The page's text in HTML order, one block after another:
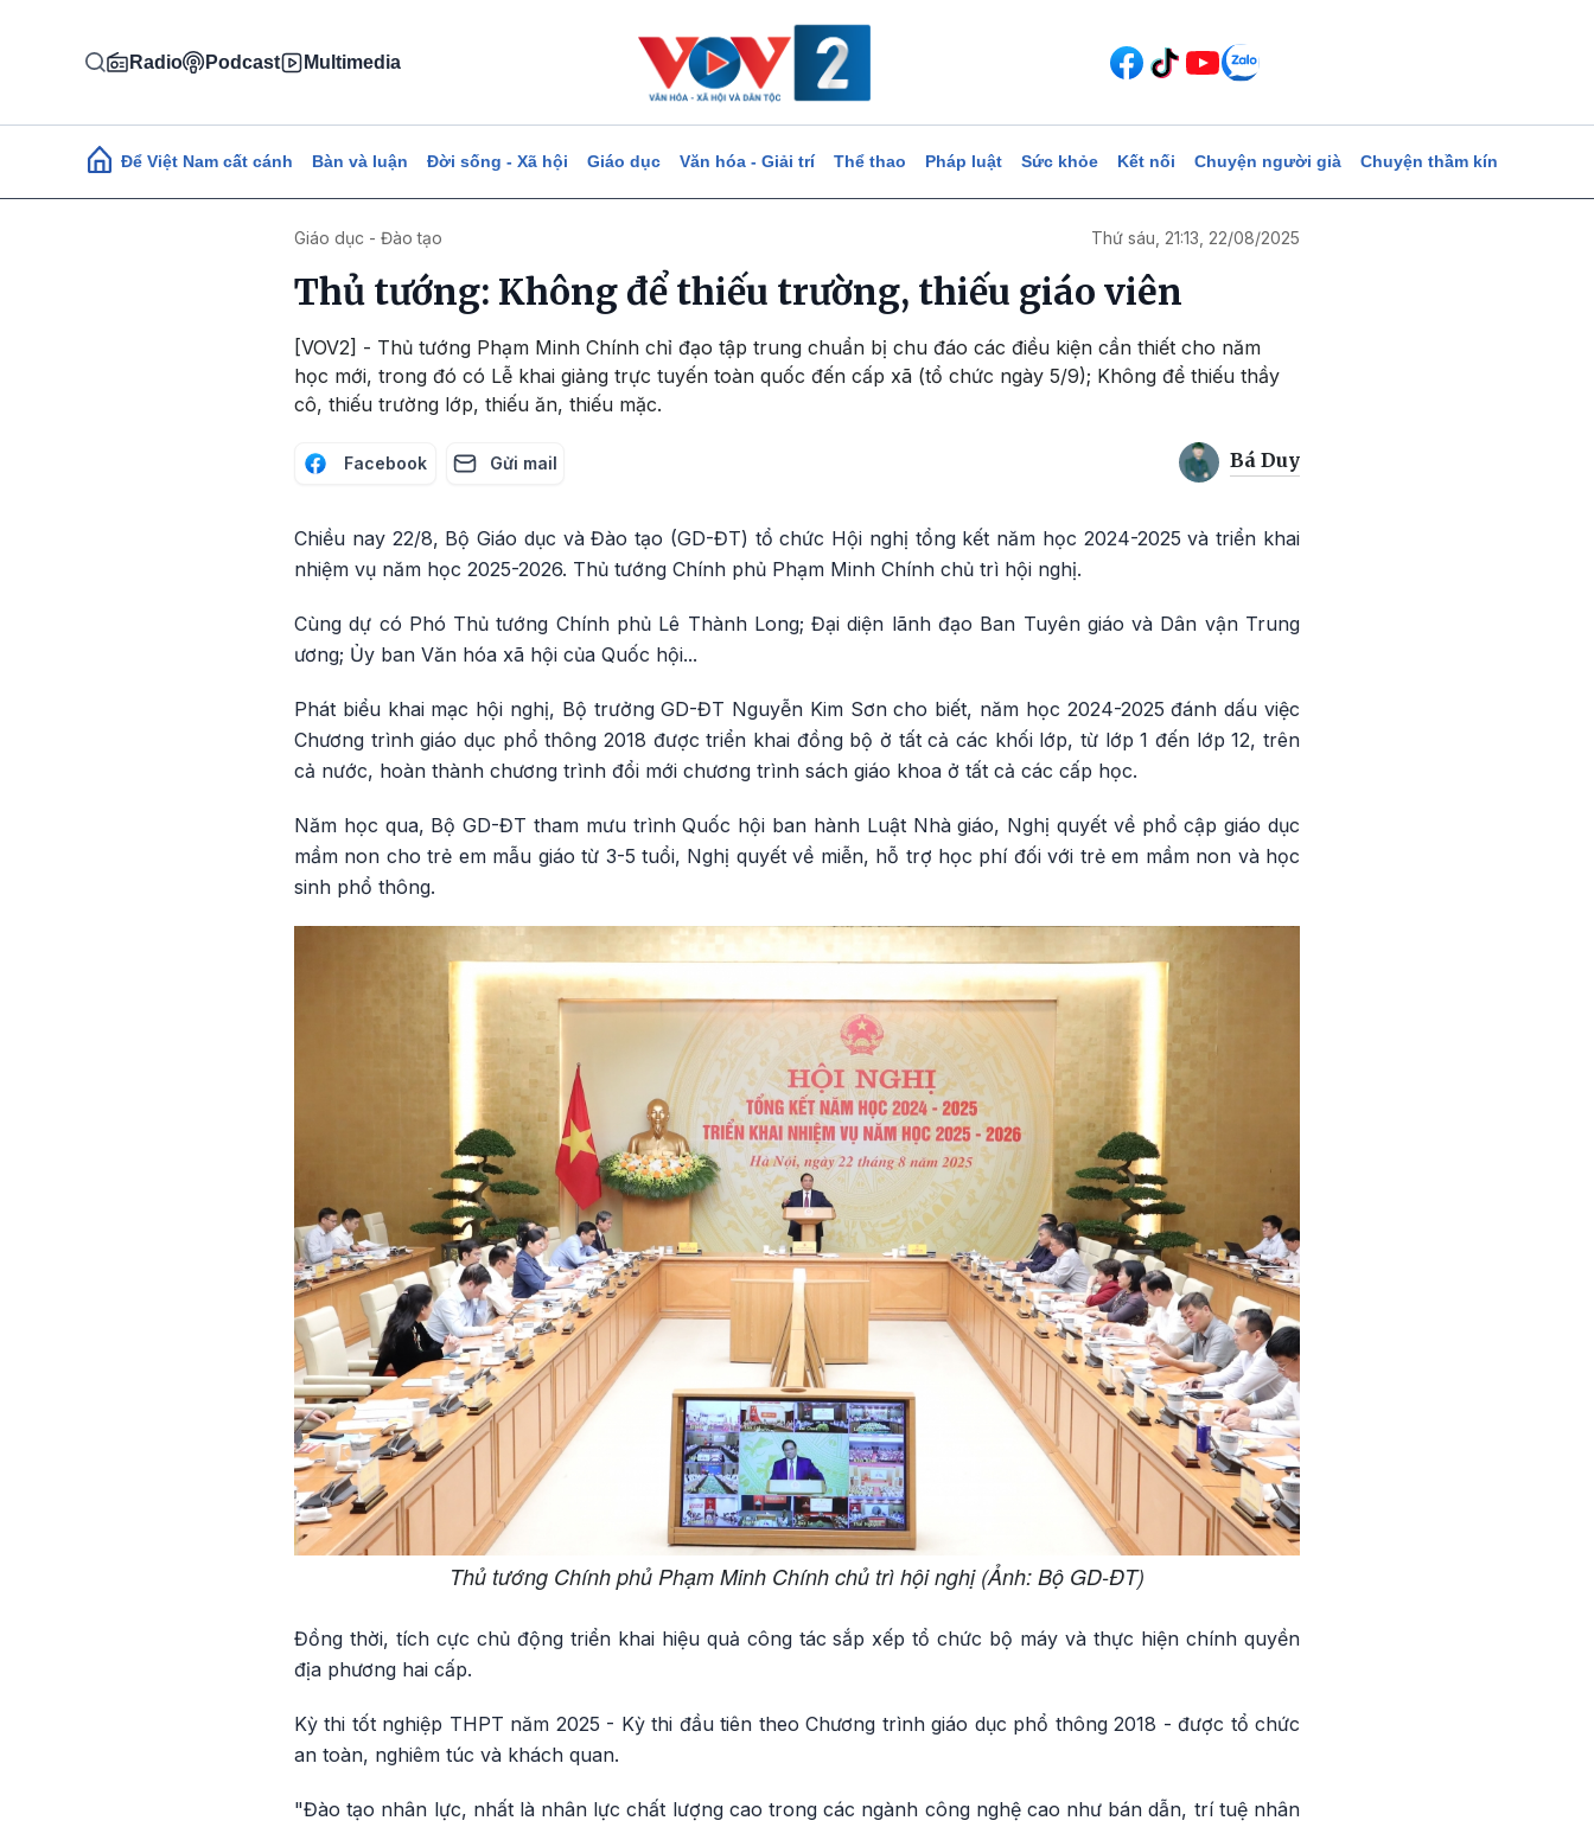
Radio Podcast Multimedia
Main navigation
Để Việt Nam cất cánh Bàn và luận Đời sống - Xã hội Giáo dục Văn hóa - Giải trí Thể thao Pháp luật Sức khỏe Kết nối Chuyện người già Chuyện thầm kín
Giáo dục - Đào tạo Thứ sáu, 21:13, 22/08/2025
Thủ tướng: Không để thiếu trường, thiếu giáo viên
[VOV2] - Thủ tướng Phạm Minh Chính chỉ đạo tập trung chuẩn bị chu đáo các điều kiện cần thiết cho năm
học mới, trong đó có Lễ khai giảng trực tuyến toàn quốc đến cấp xã (tổ chức ngày 5/9); Không để thiếu thầy
cô, thiếu trường lớp, thiếu ăn, thiếu mặc.
Facebook Gửi mail Bá Duy
Chiều nay 22/8, Bộ Giáo dục và Đào tạo (GD-ĐT) tổ chức Hội nghị tổng kết năm học 2024-2025 và triển khai
nhiệm vụ năm học 2025-2026. Thủ tướng Chính phủ Phạm Minh Chính chủ trì hội nghị.
Cùng dự có Phó Thủ tướng Chính phủ Lê Thành Long; Đại diện lãnh đạo Ban Tuyên giáo và Dân vận Trung
ương; Ủy ban Văn hóa xã hội của Quốc hội...
Phát biểu khai mạc hội nghị, Bộ trưởng GD-ĐT Nguyễn Kim Sơn cho biết, năm học 2024-2025 đánh dấu việc
Chương trình giáo dục phổ thông 2018 được triển khai đồng bộ ở tất cả các khối lớp, từ lớp 1 đến lớp 12, trên
cả nước, hoàn thành chương trình đổi mới chương trình sách giáo khoa ở tất cả các cấp học.
Năm học qua, Bộ GD-ĐT tham mưu trình Quốc hội ban hành Luật Nhà giáo, Nghị quyết về phổ cập giáo dục
mầm non cho trẻ em mẫu giáo từ 3-5 tuổi, Nghị quyết về miễn, hỗ trợ học phí đối với trẻ em mầm non và học
sinh phổ thông.
Thủ tướng Chính phủ Phạm Minh Chính chủ trì hội nghị (Ảnh: Bộ GD-ĐT)
Đồng thời, tích cực chủ động triển khai hiệu quả công tác sắp xếp tổ chức bộ máy và thực hiện chính quyền
địa phương hai cấp.
Kỳ thi tốt nghiệp THPT năm 2025 - Kỳ thi đầu tiên theo Chương trình giáo dục phổ thông 2018 - được tổ chức
an toàn, nghiêm túc và khách quan.
"Đào tạo nhân lực, nhất là nhân lực chất lượng cao trong các ngành công nghệ cao như bán dẫn, trí tuệ nhân